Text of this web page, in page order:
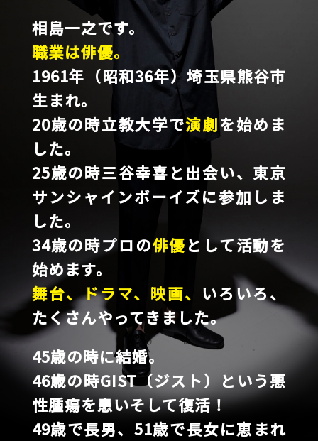
相島一之です。
職業は俳優。
1961年（昭和36年）埼玉県熊谷市
生まれ。
20歳の時立教大学で演劇を始めま
した。
25歳の時三谷幸喜と出会い、東京
サンシャインボーイズに参加しま
した。
34歳の時プロの俳優として活動を
始めます。
舞台、ドラマ、映画、 いろいろ、
たくさんやってきました。
45歳の時に結婚。
46歳の時GIST（ジスト）という悪
性腫瘍を患いそして復活！
49歳で長男、51歳で長女に恵まれ